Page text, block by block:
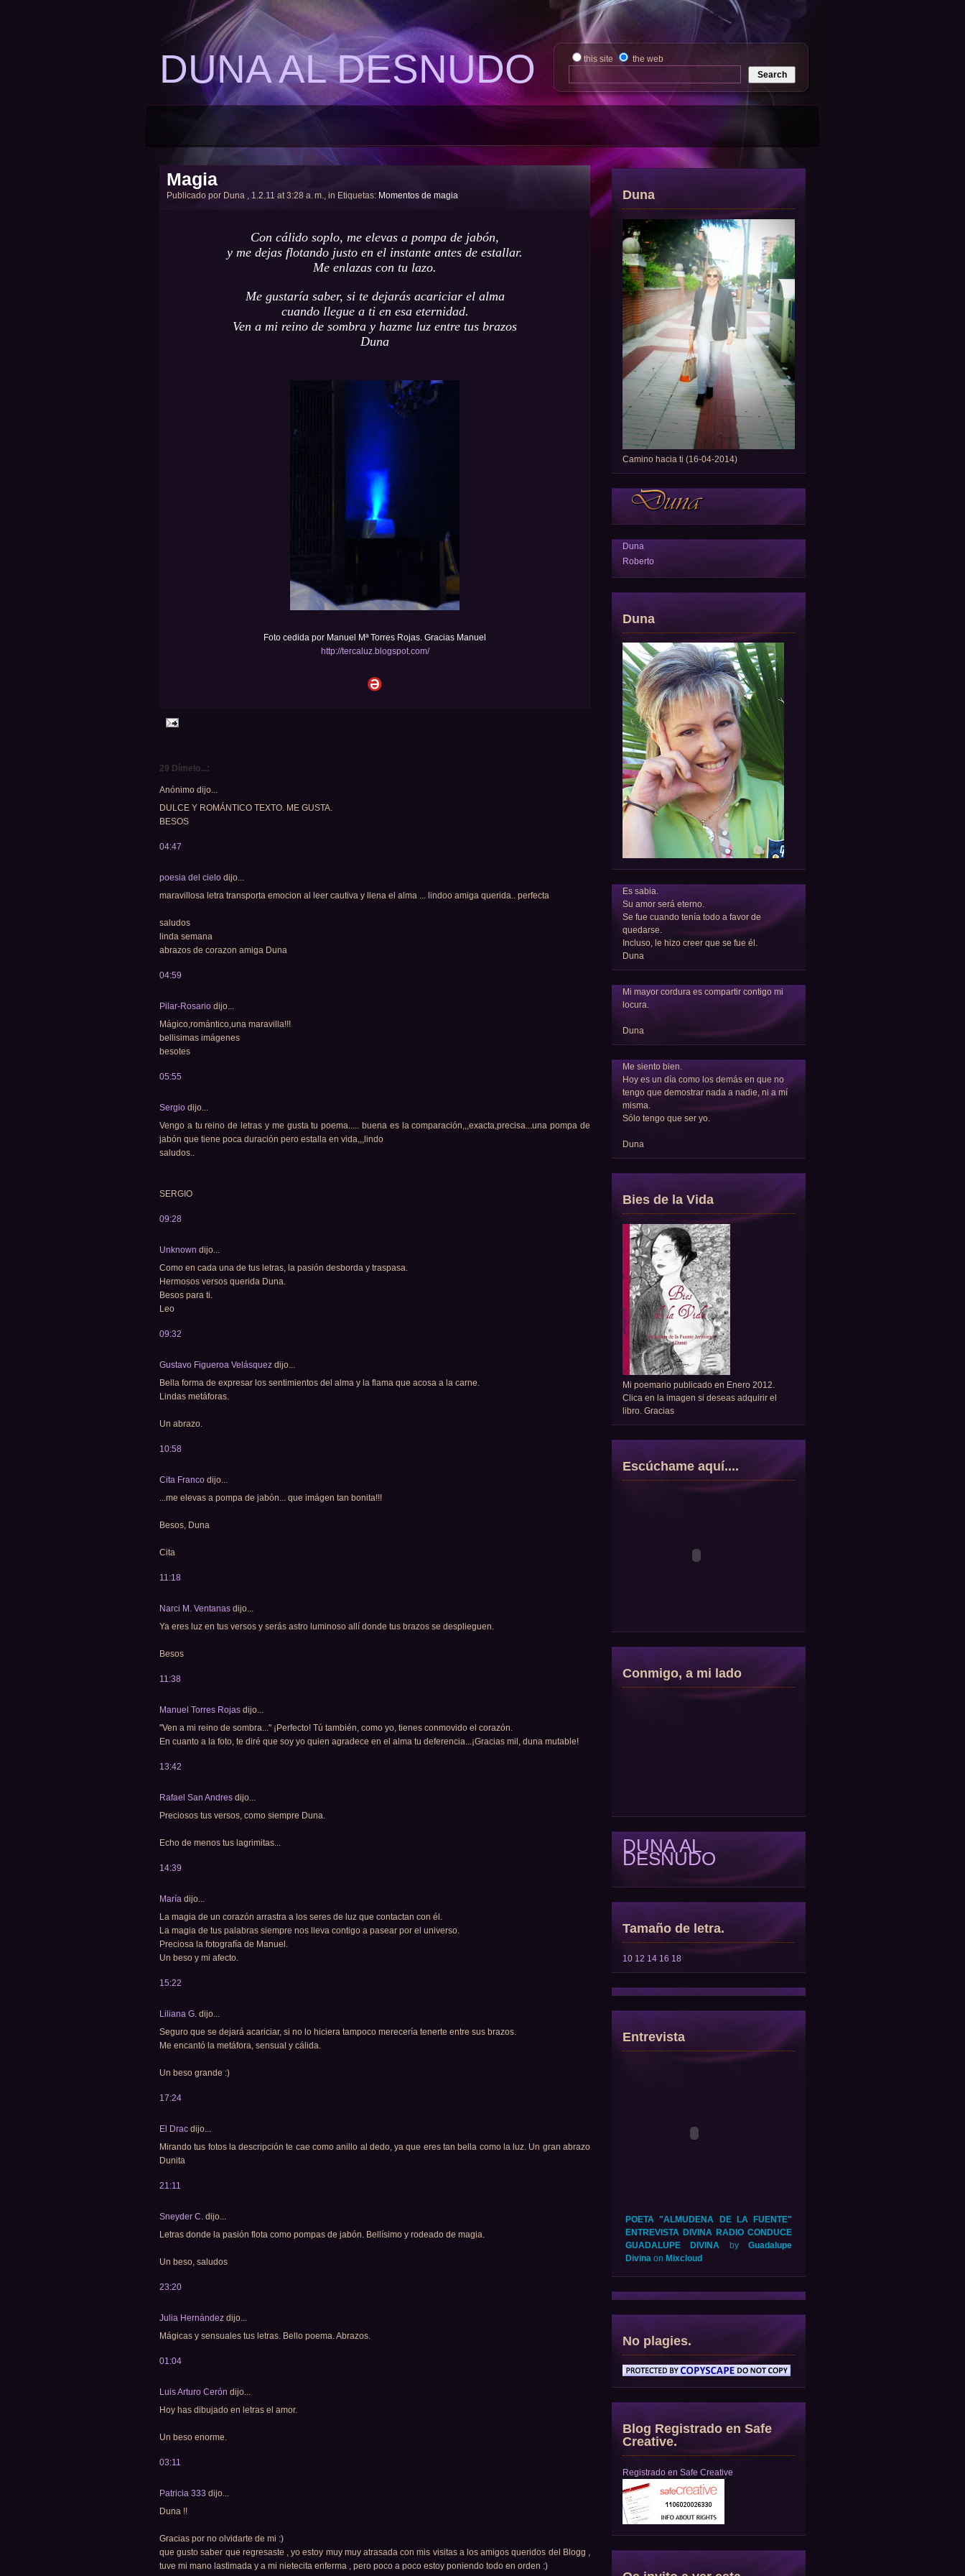
DUNA AL DESNUDO this site the web
Magia
Publicado por Duna , 1.2.11 at 3:28 a. m., in Etiquetas: Momentos de magia
Con cálido soplo, me elevas a pompa de jabón,
y me dejas flotando justo en el instante antes de estallar.
Me enlazas con tu lazo.
Me gustaría saber, si te dejarás acariciar el alma
cuando llegue a ti en esa eternidad.
Ven a mi reino de sombra y hazme luz entre tus brazos
Duna
Foto cedida por Manuel Mª Torres Rojas. Gracias Manuel
http://tercaluz.blogspot.com/
29 Dímelo...:
Anónimo dijo...
DULCE Y ROMÁNTICO TEXTO. ME GUSTA.
BESOS
04:47
poesia del cielo dijo...
maravillosa letra transporta emocion al leer cautiva y llena el alma ... lindoo amiga querida.. perfecta
saludos
linda semana
abrazos de corazon amiga Duna
04:59
Pilar-Rosario dijo...
Mágico,romántico,una maravilla!!!
bellisimas imágenes
besotes
05:55
Sergio dijo...
Vengo a tu reino de letras y me gusta tu poema..... buena es la comparación,,,exacta,precisa...una pompa de
jabón que tiene poca duración pero estalla en vida,,,lindo
saludos..
SERGIO
09:28
Unknown dijo...
Como en cada una de tus letras, la pasión desborda y traspasa.
Hermosos versos querida Duna.
Besos para ti.
Leo
09:32
Gustavo Figueroa Velásquez dijo...
Bella forma de expresar los sentimientos del alma y la flama que acosa a la carne.
Lindas metáforas.
Un abrazo.
10:58
Cita Franco dijo...
...me elevas a pompa de jabón... que imágen tan bonita!!!
Besos, Duna
Cita
11:18
Narci M. Ventanas dijo...
Ya eres luz en tus versos y serás astro luminoso allí donde tus brazos se desplieguen.
Besos
11:38
Manuel Torres Rojas dijo...
"Ven a mi reino de sombra..." ¡Perfecto! Tú también, como yo, tienes conmovido el corazón.
En cuanto a la foto, te diré que soy yo quien agradece en el alma tu deferencia...¡Gracias mil, duna mutable!
13:42
Rafael San Andres dijo...
Preciosos tus versos, como siempre Duna.
Echo de menos tus lagrimitas...
14:39
María dijo...
La magia de un corazón arrastra a los seres de luz que contactan con él.
La magia de tus palabras siempre nos lleva contigo a pasear por el universo.
Preciosa la fotografía de Manuel.
Un beso y mi afecto.
15:22
Liliana G. dijo...
Seguro que se dejará acariciar, si no lo hiciera tampoco merecería tenerte entre sus brazos.
Me encantó la metáfora, sensual y cálida.
Un beso grande :)
17:24
El Drac dijo...
Mirando tus fotos la descripción te cae como anillo al dedo, ya que eres tan bella como la luz. Un gran abrazo
Dunita
21:11
Sneyder C. dijo...
Letras donde la pasión flota como pompas de jabón. Bellísimo y rodeado de magia.
Un beso, saludos
23:20
Julia Hernández dijo...
Mágicas y sensuales tus letras. Bello poema. Abrazos.
01:04
Luis Arturo Cerón dijo...
Hoy has dibujado en letras el amor.
Un beso enorme.
03:11
Patricia 333 dijo...
Duna !!
Gracias por no olvidarte de mi :)
que gusto saber que regresaste , yo estoy muy muy atrasada con mis visitas a los amigos queridos del Blogg ,
tuve mi mano lastimada y a mi nietecita enferma , pero poco a poco estoy poniendo todo en orden :)
Duna
Camino hacia ti (16-04-2014)
Duna
Roberto
Duna
Es sabia.
Su amor será eterno.
Se fue cuando tenía todo a favor de
quedarse.
Incluso, le hizo creer que se fue él.
Duna
Mi mayor cordura es compartir contigo mi
locura.
Duna
Me siento bien.
Hoy es un día como los demás en que no
tengo que demostrar nada a nadie, ni a mí
misma.
Sólo tengo que ser yo.
Duna
Bies de la Vida
Mi poemario publicado en Enero 2012.
Clica en la imagen si deseas adquirir el
libro. Gracias
Escúchame aquí....
Conmigo, a mi lado
DUNA AL
DESNUDO
Tamaño de letra.
10 12 14 16 18
Entrevista
POETA "ALMUDENA DE LA FUENTE"
ENTREVISTA DIVINA RADIO CONDUCE
GUADALUPE DIVINA byGuadalupe
Divina on Mixcloud
No plagies.
Blog Registrado en Safe
Creative.
Registrado en Safe Creative